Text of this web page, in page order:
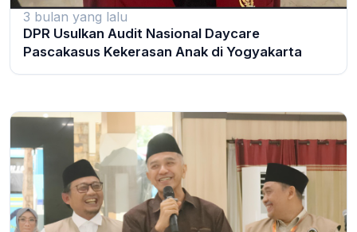
3 bulan yang lalu
DPR Usulkan Audit Nasional Daycare
Pascakasus Kekerasan Anak di Yogyakarta